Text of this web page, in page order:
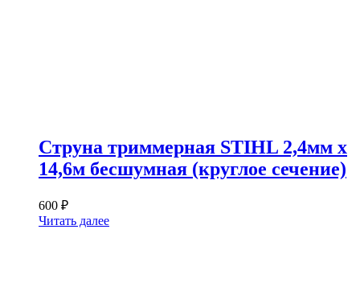
Струна триммерная STIHL 2,4мм х
14,6м бесшумная (круглое сечение)
600 ₽
Читать далее